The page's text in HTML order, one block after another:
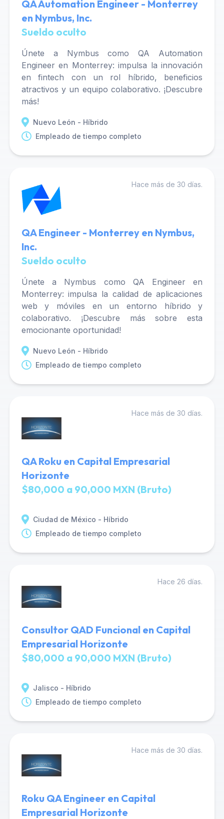
QA Automation Engineer - Monterrey
en Nymbus, Inc.
Sueldo oculto
Únete a Nymbus como QA Automation
Engineer en Monterrey: impulsa la innovación
en fintech con un rol híbrido, beneficios
atractivos y un equipo colaborativo. ¡Descubre
más!
Nuevo León - Híbrido
Empleado de tiempo completo
Hace más de 30 días.
QA Engineer - Monterrey en Nymbus,
Inc.
Sueldo oculto
Únete a Nymbus como QA Engineer en
Monterrey: impulsa la calidad de aplicaciones
web y móviles en un entorno híbrido y
colaborativo. ¡Descubre más sobre esta
emocionante oportunidad!
Nuevo León - Híbrido
Empleado de tiempo completo
Hace más de 30 días.
QA Roku en Capital Empresarial
Horizonte
$80,000 a 90,000 MXN (Bruto)
Ciudad de México - Híbrido
Empleado de tiempo completo
Hace 26 días.
Consultor QAD Funcional en Capital
Empresarial Horizonte
$80,000 a 90,000 MXN (Bruto)
Jalisco - Híbrido
Empleado de tiempo completo
Hace más de 30 días.
Roku QA Engineer en Capital
Empresarial Horizonte